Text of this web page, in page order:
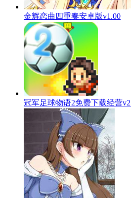
金辉恋曲四重奏安卓版v1.00
冠军足球物语2免费下载经营